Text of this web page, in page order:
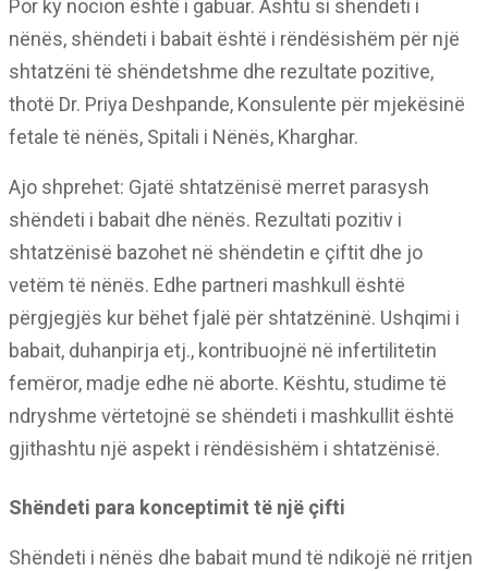
Por ky nocion është i gabuar. Ashtu si shëndeti i
nënës, shëndeti i babait është i rëndësishëm për një
shtatzëni të shëndetshme dhe rezultate pozitive,
thotë Dr. Priya Deshpande, Konsulente për mjekësinë
fetale të nënës, Spitali i Nënës, Kharghar.
Ajo shprehet: Gjatë shtatzënisë merret parasysh
shëndeti i babait dhe nënës. Rezultati pozitiv i
shtatzënisë bazohet në shëndetin e çiftit dhe jo
vetëm të nënës. Edhe partneri mashkull është
përgjegjës kur bëhet fjalë për shtatzëninë. Ushqimi i
babait, duhanpirja etj., kontribuojnë në infertilitetin
femëror, madje edhe në aborte. Kështu, studime të
ndryshme vërtetojnë se shëndeti i mashkullit është
gjithashtu një aspekt i rëndësishëm i shtatzënisë.
Shëndeti para konceptimit të një çifti
Shëndeti i nënës dhe babait mund të ndikojë në rritjen